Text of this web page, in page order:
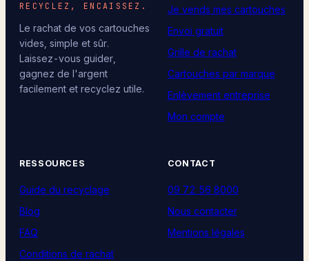
RECYCLEZ, ENCAISSEZ.
Le rachat de vos cartouches
vides, simple et sûr.
Laissez-vous guider,
gagnez de l'argent
facilement et recyclez utile.
Je vends mes cartouches
Envoi gratuit
Grille de rachat
Cartouches par marque
Enlèvement entreprise
Mon compte
RESSOURCES
Guide du recyclage
Blog
FAQ
Conditions de rachat
CONTACT
09 72 56 8000
Nous contacter
Mentions légales